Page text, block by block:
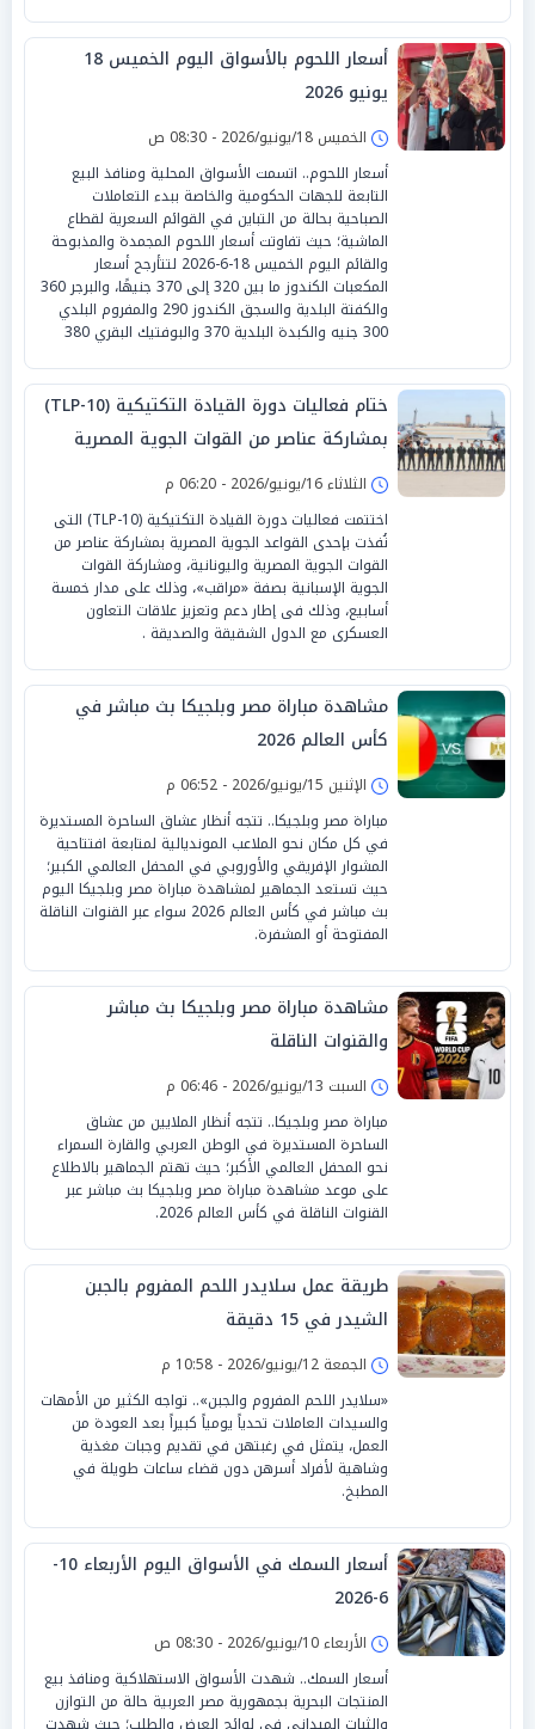
أسعار اللحوم بالأسواق اليوم الخميس 18
يونيو 2026
الخميس 18/يونيو/2026 - 08:30 ص
أسعار اللحوم.. اتسمت الأسواق المحلية ومنافذ البيع
التابعة للجهات الحكومية والخاصة ببدء التعاملات
الصباحية بحالة من التباين في القوائم السعرية لقطاع
الماشية؛ حيث تفاوتت أسعار اللحوم المجمدة والمذبوحة
والقائم اليوم الخميس 18-6-2026 لتتأرجح أسعار
المكعبات الكندوز ما بين 320 إلى 370 جنيهًا، والبرجر 360
والكفتة البلدية والسجق الكندوز 290 والمفروم البلدي
300 جنيه والكبدة البلدية 370 والبوفتيك البقري 380
ختام فعاليات دورة القيادة التكتيكية (TLP-10)
بمشاركة عناصر من القوات الجوية المصرية
واليونانية
الثلاثاء 16/يونيو/2026 - 06:20 م
اختتمت فعاليات دورة القيادة التكتيكية (TLP-10) التى
نُفذت بإحدى القواعد الجوية المصرية بمشاركة عناصر من
القوات الجوية المصرية واليونانية، ومشاركة القوات
الجوية الإسبانية بصفة «مراقب»، وذلك على مدار خمسة
أسابيع، وذلك فى إطار دعم وتعزيز علاقات التعاون
العسكرى مع الدول الشقيقة والصديقة .
مشاهدة مباراة مصر وبلجيكا بث مباشر في
كأس العالم 2026
الإثنين 15/يونيو/2026 - 06:52 م
مباراة مصر وبلجيكا.. تتجه أنظار عشاق الساحرة المستديرة
في كل مكان نحو الملاعب المونديالية لمتابعة افتتاحية
المشوار الإفريقي والأوروبي في المحفل العالمي الكبير؛
حيث تستعد الجماهير لمشاهدة مباراة مصر وبلجيكا اليوم
بث مباشر في كأس العالم 2026 سواء عبر القنوات الناقلة
المفتوحة أو المشفرة.
مشاهدة مباراة مصر وبلجيكا بث مباشر
والقنوات الناقلة
السبت 13/يونيو/2026 - 06:46 م
مباراة مصر وبلجيكا.. تتجه أنظار الملايين من عشاق
الساحرة المستديرة في الوطن العربي والقارة السمراء
نحو المحفل العالمي الأكبر؛ حيث تهتم الجماهير بالاطلاع
على موعد مشاهدة مباراة مصر وبلجيكا بث مباشر عبر
القنوات الناقلة في كأس العالم 2026.
طريقة عمل سلايدر اللحم المفروم بالجبن
الشيدر في 15 دقيقة
الجمعة 12/يونيو/2026 - 10:58 م
«سلايدر اللحم المفروم والجبن».. تواجه الكثير من الأمهات
والسيدات العاملات تحدياً يومياً كبيراً بعد العودة من
العمل، يتمثل في رغبتهن في تقديم وجبات مغذية
وشاهية لأفراد أسرهن دون قضاء ساعات طويلة في
المطبخ.
أسعار السمك في الأسواق اليوم الأربعاء 10-
6-2026
الأربعاء 10/يونيو/2026 - 08:30 ص
أسعار السمك.. شهدت الأسواق الاستهلاكية ومنافذ بيع
المنتجات البحرية بجمهورية مصر العربية حالة من التوازن